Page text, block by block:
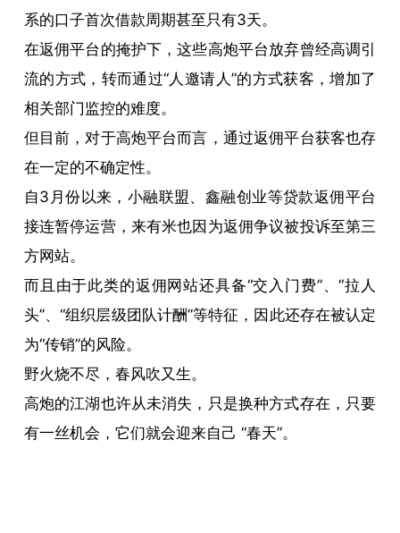
系的口子首次借款周期甚至只有3天。
在返佣平台的掩护下，这些高炮平台放弃曾经高调引
流的方式，转而通过“人邀请人”的方式获客，增加了
相关部门监控的难度。
但目前，对于高炮平台而言，通过返佣平台获客也存
在一定的不确定性。
自3月份以来，小融联盟、鑫融创业等贷款返佣平台
接连暂停运营，来有米也因为返佣争议被投诉至第三
方网站。
而且由于此类的返佣网站还具备“交入门费”、“拉人
头”、“组织层级团队计酬”等特征，因此还存在被认定
为“传销”的风险。
野火烧不尽，春风吹又生。
高炮的江湖也许从未消失，只是换种方式存在，只要
有一丝机会，它们就会迎来自己 “春天”。